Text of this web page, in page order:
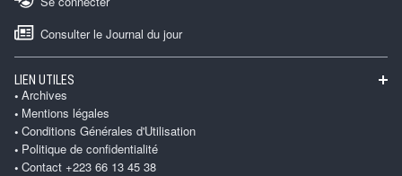
Consulter le Journal du jour
LIEN UTILES
Archives
Mentions légales
Conditions Générales d'Utilisation
Politique de confidentialité
Contact +223 66 13 45 38